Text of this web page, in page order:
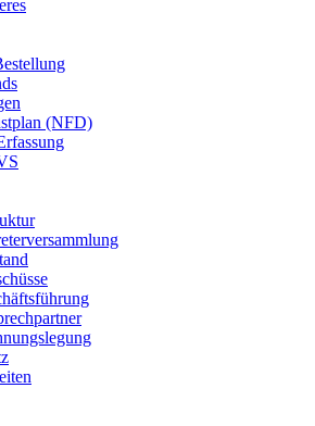
(NFD)